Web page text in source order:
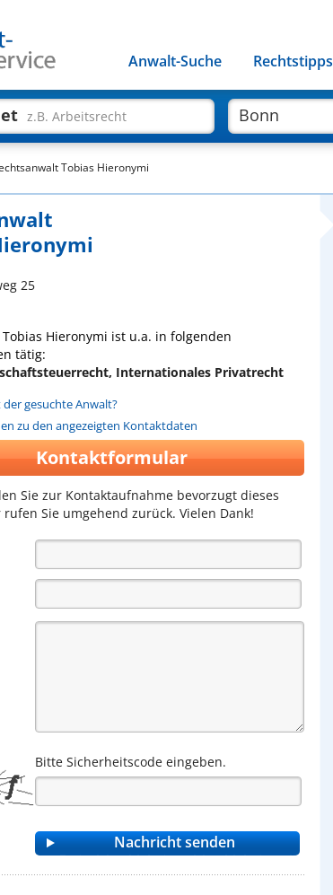
Anwalt-Suche Rechtstipps
z.B. Arbeitsrecht
Tobias Hieronymi
25
Hieronymi ist u.a. in folgenden
tätig:
Internationales Privatrecht
der gesuchte Anwalt?
zu den angezeigten Kontaktdaten
Kontaktformular
Sie zur Kontaktaufnahme bevorzugt dieses
Sie umgehend zurück. Vielen Dank!
Bitte Sicherheitscode eingeben.